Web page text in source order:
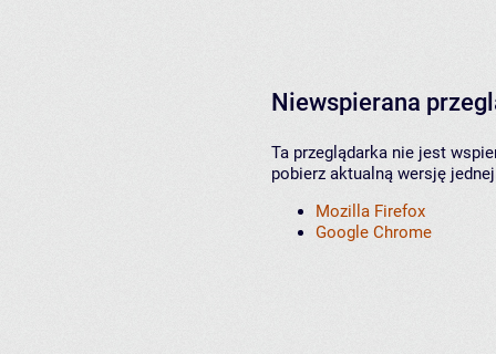
Niewspierana
Ta przeglądarka nie jest
pobierz aktualną wersję
Mozilla Firefox
Google Chrome